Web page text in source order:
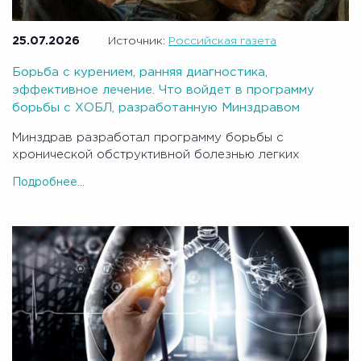
25.07.2026 Источник: Российская газета
Борьба с курением, ранняя диагностика,
эффективное лечение. Что войдет в программу
борьбы с ХОБЛ, разработанную Минздравом
Минздрав разработал программу борьбы с
хронической обструктивной болезнью легких
Подробнее...